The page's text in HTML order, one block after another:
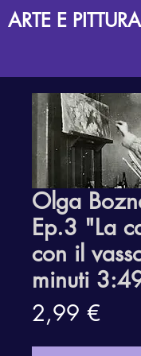
ARTE E PITTURA
Olga
Ep.3 "La
con il
minuti
2,99 €